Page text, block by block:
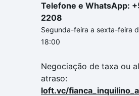
Telefone e WhatsApp:
2208
Segunda-feira a sexta-feira
18:00
Negociação de taxa ou
atraso:
loft.vc/